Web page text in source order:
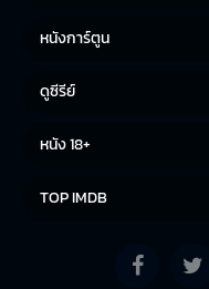
หนังการ์ตูน
ดูซีรีย์
หนัง 18+
TOP IMDB